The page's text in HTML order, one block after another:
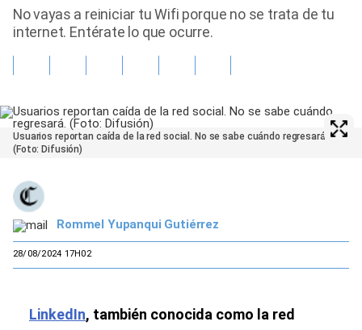
Vida Laboral
No vayas a reiniciar tu Wifi porque no se trata de tu
internet. Entérate lo que ocurre.
Usuarios reportan caída de la red social. No se sabe cuándo regresará.
(Foto: Difusión)
Rommel Yupanqui Gutiérrez
28/08/2024 17H02
LinkedIn, también conocida como la red